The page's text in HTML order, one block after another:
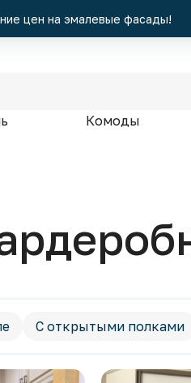
цен на эмалевые фасады!
Комоды
С открытыми полками